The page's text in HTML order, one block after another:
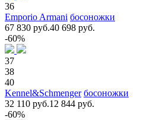
36
Emporio Armani босоножки
67 830 руб.40 698 руб.
-60%
37
38
40
Kennel&Schmenger босоножки
32 110 руб.12 844 руб.
-60%